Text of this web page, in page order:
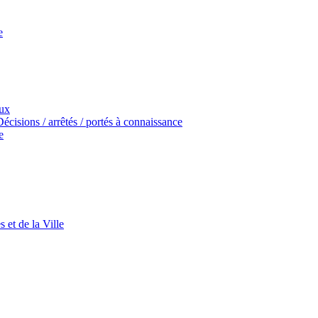
/ arrêtés / portés à connaissance
et de la Ville